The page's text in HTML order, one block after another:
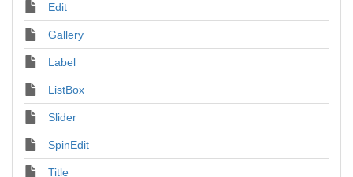
Edit
Gallery
Label
ListBox
Slider
SpinEdit
Title